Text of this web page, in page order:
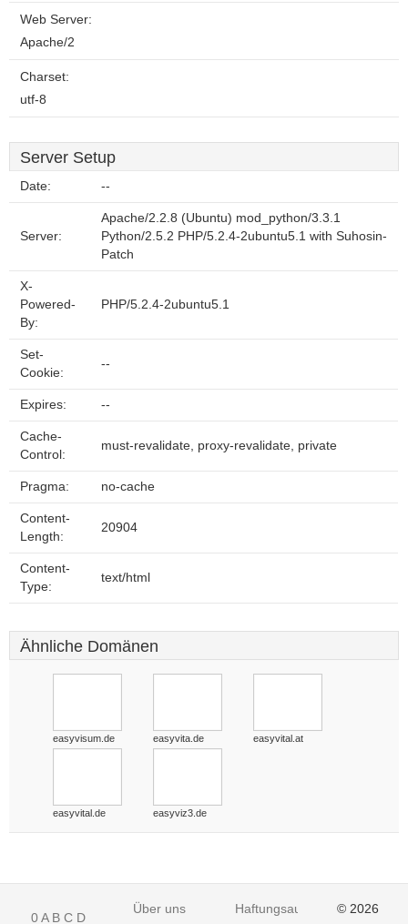
Web Server:
Apache/2
Charset:
utf-8
Server Setup
Date: --
Server:
Apache/2.2.8 (Ubuntu) mod_python/3.3.1
Python/2.5.2 PHP/5.2.4-2ubuntu5.1 with Suhosin-
Patch
X-
Powered-
By:
PHP/5.2.4-2ubuntu5.1
Set-
Cookie:
--
Expires: --
Cache-
Control:
must-revalidate, proxy-revalidate, private
Pragma: no-cache
Content-
Length:
20904
Content-
Type:
text/html
Ähnliche Domänen
easyvisum.de easyvita.de easyvital.at
easyvital.de easyviz3.de
0A B C D
Über uns
Haftungsausschluss© 2026